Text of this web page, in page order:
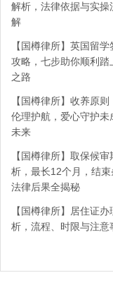
解析，法律依据与实操
解
【国樽律所】英国留学
攻略，七步助你顺利踏
之路
【国樽律所】收养原
伦理护航，爱心守护未
未来
【国樽律所】取保候
析，最长12个月，结束
法律后果全揭秘
【国樽律所】居住证
析，流程、时限与注意